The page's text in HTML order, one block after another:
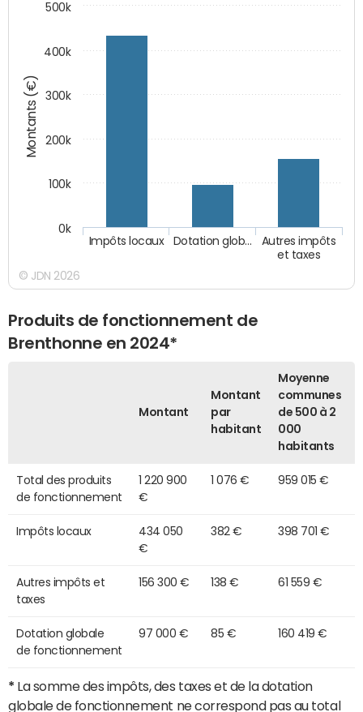
Montants (€)
Autres impôts
et taxes
Dotation glob…
Impôts locaux
0k
100k
200k
300k
400k
500k
© JDN 2026
Produits de fonctionnement de
Brenthonne en 2024*
Montant
Montant
par
habitant
Moyenne
communes
de 500 à 2
000
habitants
Total des produits
de fonctionnement
1 220 900
€
1 076 € 959 015 €
Impôts locaux
434 050
€
382 € 398 701 €
Autres impôts et
taxes
156 300 € 138 € 61 559 €
Dotation globale
de fonctionnement
97 000 € 85 € 160 419 €
* La somme des impôts, des taxes et de la dotation
globale de fonctionnement ne correspond pas au total